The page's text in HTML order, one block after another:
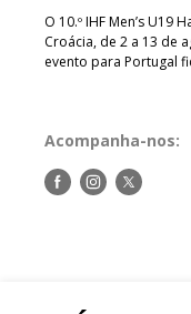
O 10.º IHF Men’s
Croácia, de 2 a 13 de
evento para Portugal
Acompanha-nos:
Siga-Siga-Siga-